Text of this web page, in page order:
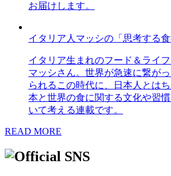
お届けします。
イタリア人マッシの「思考する食
イタリア生まれのフード＆ライフ
マッシさん。世界が急速に繋が
られるこの時代に、日本人とは
本と世界の食に関する文化や習
いて考える連載です。
READ MORE